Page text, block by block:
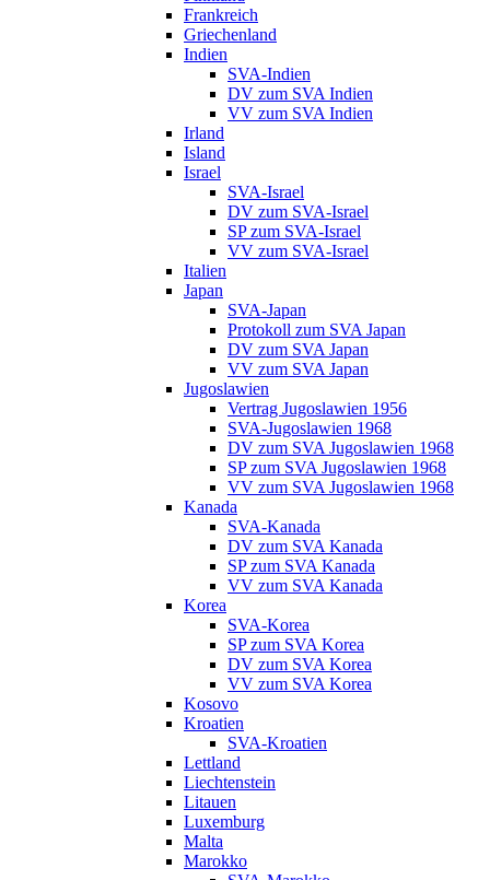
Frankreich
Griechenland
Indien
SVA-Indien
DV zum SVA Indien
VV zum SVA Indien
Irland
Island
Israel
SVA-Israel
DV zum SVA-Israel
SP zum SVA-Israel
VV zum SVA-Israel
Italien
Japan
SVA-Japan
Protokoll zum SVA Japan
DV zum SVA Japan
VV zum SVA Japan
Jugoslawien
Vertrag Jugoslawien 1956
SVA-Jugoslawien 1968
DV zum SVA Jugoslawien 1968
SP zum SVA Jugoslawien 1968
VV zum SVA Jugoslawien 1968
Kanada
SVA-Kanada
DV zum SVA Kanada
SP zum SVA Kanada
VV zum SVA Kanada
Korea
SVA-Korea
SP zum SVA Korea
DV zum SVA Korea
VV zum SVA Korea
Kosovo
Kroatien
SVA-Kroatien
Lettland
Liechtenstein
Litauen
Luxemburg
Malta
Marokko